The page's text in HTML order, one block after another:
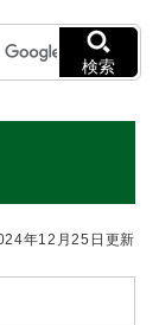
検索
年12月25日更新